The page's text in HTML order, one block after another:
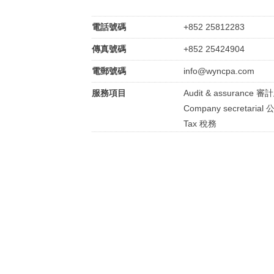
電話號碼 +852 25812283
傳真號碼 +852 25424904
電郵號碼 info@wyncpa.com
服務項目
Audit & assurance 審
Company secretarial
Tax 稅務